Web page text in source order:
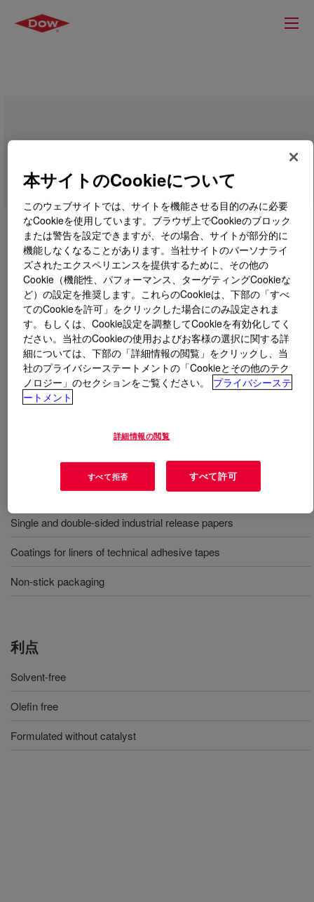
SYL-OFF™ 7681-030 Resin
とはSYL-OFF™ 7681-030 Resin?
Solvent-free silicone release modifier resin to be blended
with the appropriate SYL-OFF™ coatings, catalysts and
Release coating for pressure sensitive laminate/labelstock
Single and double-sided industrial release papers
Coatings for liners of technical adhesive tapes
Non-stick packaging
利点
Solvent-free
Olefin free
Formulated without catalyst
本サイトのCookieについて
このウェブサイトでは、サイトを機能させる目的のみに必要
なCookieを使用しています。ブラウザ上でCookieのブロック
または警告を設定できますが、その場合、サイトが部分的に
機能しなくなることがあります。当社サイトのパーソナライ
ズされたエクスペリエンスを提供するために、その他の
Cookie（機能性、パフォーマンス、ターゲティングCookieな
ど）の設定を推奨します。これらのCookieは、下部の「すべ
てのCookieを許可」をクリックした場合にのみ設定されま
す。もしくは、Cookie設定を調整してCookieを有効化してく
ださい。当社のCookieの使用およびお客様の選択に関する詳
細については、下部の「詳細情報の閲覧」をクリックし、当
社のプライバシーステートメントの「Cookieとその他のテク
ノロジー」のセクションをご覧ください。
プライバシーステ
ートメント
詳細情報の閲覧
すべて拒否 すべて許可